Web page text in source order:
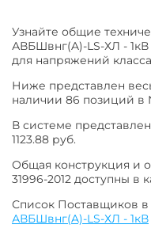
Узнайте общие
АВБШвнг(A)-LS-ХЛ -
для напряжений
Ниже представлен
наличии 86 позиций в
В системе
1123.88 руб.
Общая конструкция и
31996-2012 доступны в
Список Поставщиков в
АВБШвнг(A)-LS-ХЛ - 1кВ